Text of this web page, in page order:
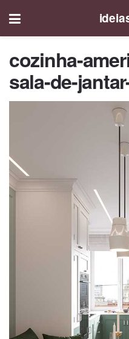
cozinha-
sala-de-